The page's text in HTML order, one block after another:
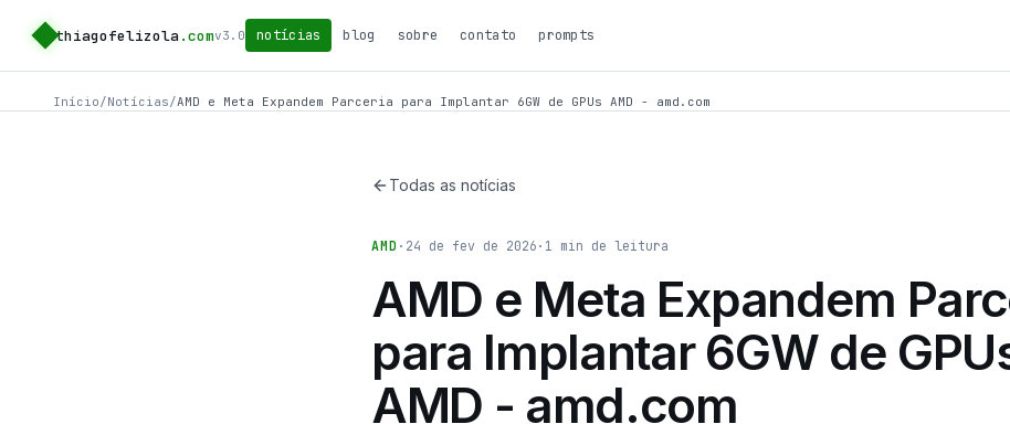
thiagofelizola .comv3.0 notícias blog sobre contato prompts
Início/Notícias/AMD e Meta Expandem Parceria para Implantar 6GW de GPUs AMD - amd.com
Todas as notícias
AMD · 24 de fev de 2026 · 1 min de leitura
AMD e Meta Expandem
para Implantar 6GW de
AMD - amd.com